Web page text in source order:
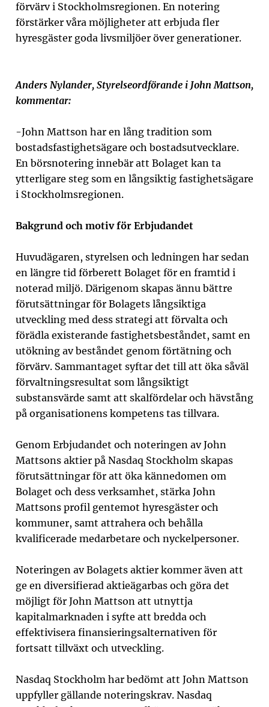
förvärv i Stockholmsregionen. En notering
förstärker våra möjligheter att erbjuda fler
hyresgäster goda livsmiljöer över generationer.
Anders Nylander, Styrelseordförande i John Mattson,
kommentar:
-John Mattson har en lång tradition som
bostadsfastighetsägare och bostadsutvecklare.
En börsnotering innebär att Bolaget kan ta
ytterligare steg som en långsiktig fastighetsägare
i Stockholmsregionen.
Bakgrund och motiv för Erbjudandet
Huvudägaren, styrelsen och ledningen har sedan
en längre tid förberett Bolaget för en framtid i
noterad miljö. Därigenom skapas ännu bättre
förutsättningar för Bolagets långsiktiga
utveckling med dess strategi att förvalta och
förädla existerande fastighetsbeståndet, samt en
utökning av beståndet genom förtätning och
förvärv. Sammantaget syftar det till att öka såväl
förvaltningsresultat som långsiktigt
substansvärde samt att skalfördelar och hävstång
på organisationens kompetens tas tillvara.
Genom Erbjudandet och noteringen av John
Mattsons aktier på Nasdaq Stockholm skapas
förutsättningar för att öka kännedomen om
Bolaget och dess verksamhet, stärka John
Mattsons profil gentemot hyresgäster och
kommuner, samt attrahera och behålla
kvalificerade medarbetare och nyckelpersoner.
Noteringen av Bolagets aktier kommer även att
ge en diversifierad aktieägarbas och göra det
möjligt för John Mattson att utnyttja
kapitalmarknaden i syfte att bredda och
effektivisera finansieringsalternativen för
fortsatt tillväxt och utveckling.
Nasdaq Stockholm har bedömt att John Mattson
uppfyller gällande noteringskrav. Nasdaq